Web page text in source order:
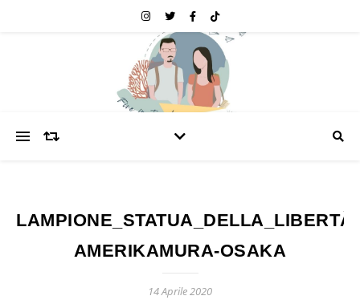
AMERIKAMURA-OSAKA
14 Aprile 2020